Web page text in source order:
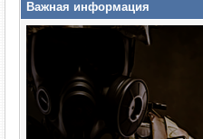
Важная информация